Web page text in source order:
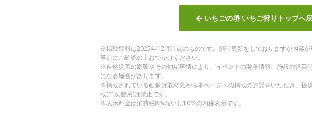
いちごの堺 いちご狩りトップへ
※掲載情報は2025年12月時点のものです。随時更新をしておりますが内容が
事前にご確認の上おでかけください。
※自然災害の影響やその他諸事情により、イベントの開催情報、施設の営業
になる場合があります。
※掲載されている画像は取材先から本ページへの掲載の許諾をいただき、提
載(二次使用)は禁止です。
※表示料金は消費税8％ないし10％の内税表示です。